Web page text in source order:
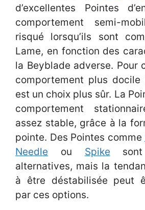
d’excellentes Pointes
comportement semi-
risqué lorsqu’ils sont
Lame, en fonction des
la Beyblade adverse. Pour
comportement plus docile
est un choix plus sûr. La
comportement
assez stable, grâce à la
pointe. Des Pointes comme
Needle ou Spike
alternatives, mais la
à être déstabilisée peut
par ces options.